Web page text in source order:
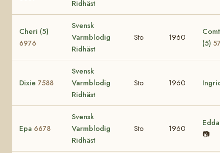
Ridhäst
Cheri (5)
6976
Svensk
Varmblodig
Ridhäst
Sto 1960
(5)
Dixie 7588
Svensk
Varmblodig
Ridhäst
Sto 1960
Epa 6678
Svensk
Varmblodig
Ridhäst
Sto 1960
📷